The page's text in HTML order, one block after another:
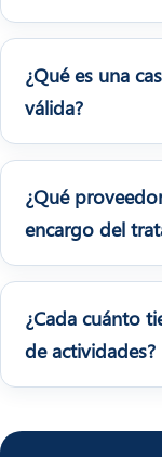
¿Qué es una
válida?
¿Qué
encargo del
¿Cada cuánto
de actividades?